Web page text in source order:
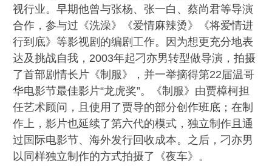
视行业。早期他曾与张杨、张一白、蔡尚君等导演
合作，参与过《洗澡》《爱情麻辣烫》《将爱情进
行到底》等影视剧的编剧工作。因为想更充分地表
达及挑战自我，2003年起刁亦男转型做导演，拍摄
了首部剧情长片《制服》，并一举摘得第22届温哥
华电影节最佳影片“龙虎奖”。《制服》由贾樟柯担
任艺术顾问，且使用了贾导的部分创作班底；在制
作上，影片也延续了第六代的模式，独立制作且通
过国际电影节、海外发行回收成本。之后，刁亦男
以同样独立制作的方式拍摄了《夜车》。